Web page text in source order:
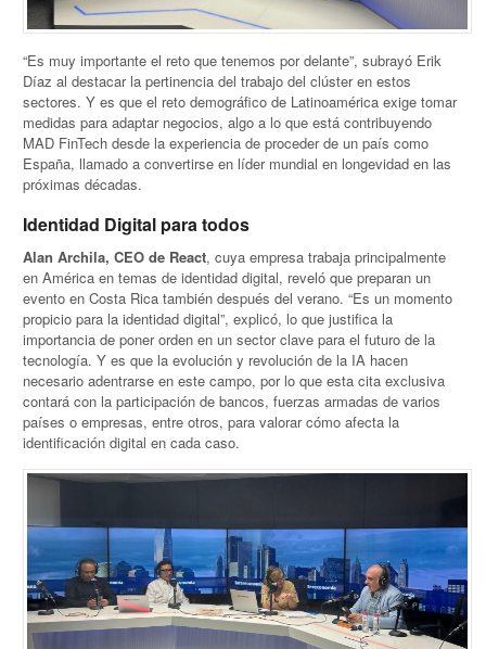
“Es muy importante el reto que tenemos por delante”, subrayó Erik
Díaz al destacar la pertinencia del trabajo del clúster en estos
sectores. Y es que el reto demográfico de Latinoamérica exige tomar
medidas para adaptar negocios, algo a lo que está contribuyendo
MAD FinTech desde la experiencia de proceder de un país como
España, llamado a convertirse en líder mundial en longevidad en las
próximas décadas.
Identidad Digital para todos
Alan Archila, CEO de React, cuya empresa trabaja principalmente
en América en temas de identidad digital, reveló que preparan un
evento en Costa Rica también después del verano. “Es un momento
propicio para la identidad digital”, explicó, lo que justifica la
importancia de poner orden en un sector clave para el futuro de la
tecnología. Y es que la evolución y revolución de la IA hacen
necesario adentrarse en este campo, por lo que esta cita exclusiva
contará con la participación de bancos, fuerzas armadas de varios
países o empresas, entre otros, para valorar cómo afecta la
identificación digital en cada caso.